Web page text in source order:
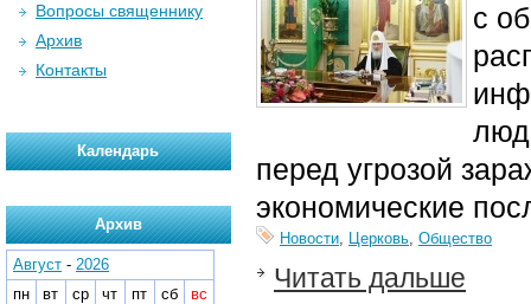
с
перед угрозой
экономические
Новости, Церковь, Общество
Читать дальше
Вопросы священнику
Архив
Контакты
Календарь
Архив
Август - 2026
пн
вт ср чт пт сб
вс